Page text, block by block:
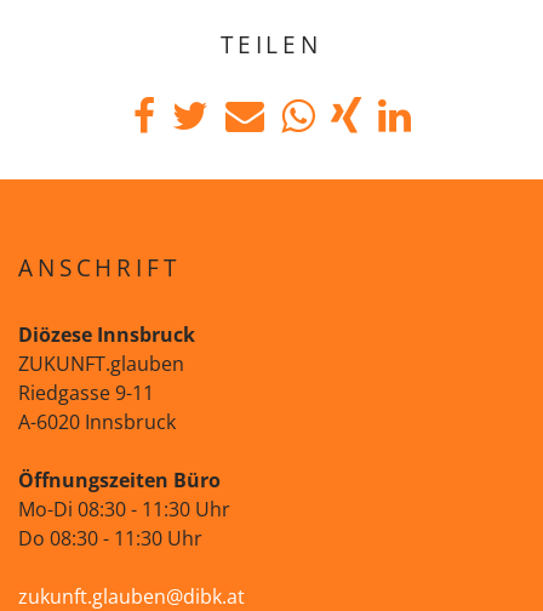
TEILEN
ANSCHRIFT
Diözese Innsbruck
ZUKUNFT.glauben
Riedgasse 9-11
A-6020 Innsbruck
Öffnungszeiten Büro
Mo-Di 08:30 - 11:30 Uhr
Do 08:30 - 11:30 Uhr
zukunft.glauben@dibk.at